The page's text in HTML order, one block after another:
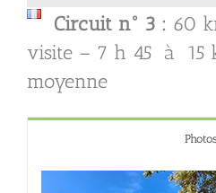
Circuit n° 3 : 60
visite – 7 h 45 à 15
moyenne
Photos